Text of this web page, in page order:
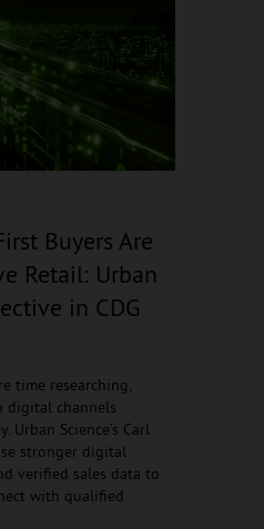
Buyers Are
Retail: Urban
in CDG
time researching,
digital channels
Science’s Carl
stronger digital
verified sales data to
with qualified